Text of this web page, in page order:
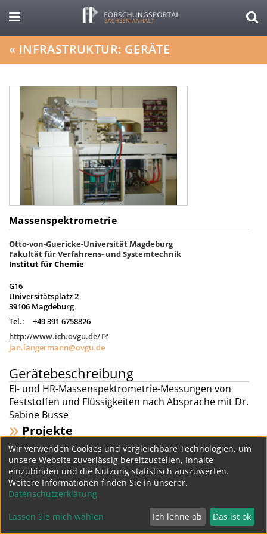
« INFRASTRUKTUR: GERÄTE
Massenspektrometrie
Otto-von-Guericke-Universität Magdeburg
Fakultät für Verfahrens- und Systemtechnik
Institut für Chemie
G16
Universitätsplatz 2
39106 Magdeburg
Tel.:
+49 391 6758826
http://www.ich.ovgu.de/
jan.langermann@ovgu.de
Gerätebeschreibung
EI- und HR-Massenspektrometrie-Messungen von
Feststoffen und Flüssigkeiten nach Absprache mit Dr.
Sabine Busse
Projekte
Weitere Geräte dieser Struktur
Datenschutz Impressum
Wir verwenden Cookies und vergleichbare Technologien, um
unsere Website zuverlässig bereitzustellen, Inhalte
einzubinden und die Nutzung statistisch auszuwerten.
Weitere Informationen finden Sie in unserer.
Datenschutzerklärung
Lassen Sie mich wählen Ich lehne ab Das ist ok